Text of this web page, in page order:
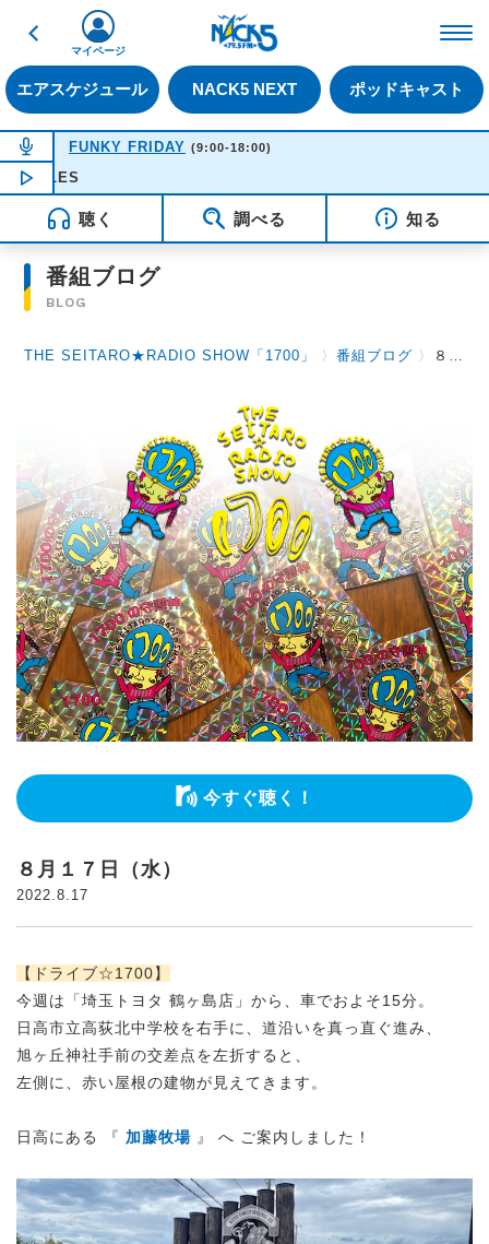
戻る
エアスケジュール NACK5 NEXT ポッドキャスト
マイページ
NOW ON AIR
FUNKY FRIDAY (9:00-18:00)
NOW PLAYING
聴く 調べる 知る
番組ブログ
BLOG
THE SEITARO★RADIO SHOW「1700」 〉番組ブログ 〉 ８月１７日（水）
今すぐ聴く！
８月１７日（水）
2022.8.17
【ドライブ☆1700】
今週は「埼玉トヨタ 鶴ヶ島店」から、車でおよそ15分。
日高市立高荻北中学校を右手に、道沿いを真っ直ぐ進み、
旭ヶ丘神社手前の交差点を左折すると、
左側に、赤い屋根の建物が見えてきます。
日高にある 『 加藤牧場 』 へ ご案内しました！